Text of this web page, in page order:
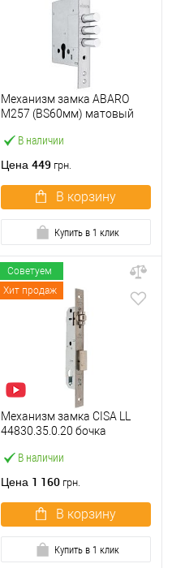
В наличии
Механизм замка ABARO
M257 (BS60мм) матовый
Цена 449 грн.
В корзину
Купить в 1 клик
Советуем
Хит продаж
В наличии
Механизм замка CISA LL
44830.35.0.20 бочка
нержавеющая сталь
Цена 1 160 грн.
В корзину
Купить в 1 клик